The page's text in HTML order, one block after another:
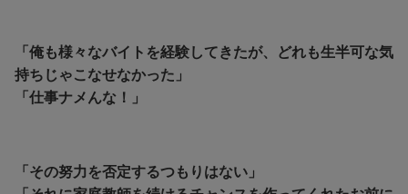
「俺も様々なバイトを経験してきたが、どれも生半可な気
持ちじゃこなせなかった」
「仕事ナメんな！」
「その努力を否定するつもりはない」